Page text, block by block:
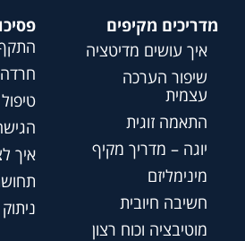
מדריכים מקיפים
איך עושים מדיטציה
שיפור הערכה
עצמית
התאמה זוגית
יוגה – מדריך מקיף
מינימליזם
חשיבה חיובית
מוטיבציה וכוח רצון
טיפול CBT
איך